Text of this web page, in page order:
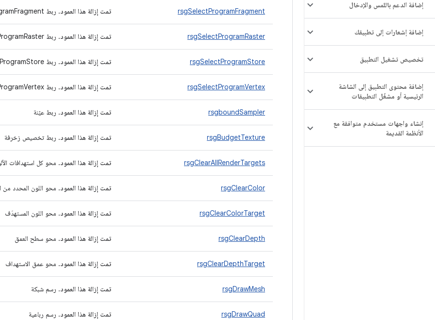
إضافة الدعم باللمس والإدخال
إضافة إشعارات إلى تطبيقك
تخصيص تشغيل التطبيق
إضافة محتوى التطبيق إلى الشاشة
الرئيسية أو مشغّل التطبيقات
إنشاء واجهات مستخدم متوافقة مع
الأنظمة القديمة
rsgSelectProgramFragment تمت إزالة هذا العمود. ربط ProgramFragment
rsgSelectProgramRaster تمت إزالة هذا العمود. ربط ProgramRaster
rsgSelectProgramStore تمت إزالة هذا العمود. ربط ProgramStore
rsgSelectProgramVertex تمت إزالة هذا العمود. ربط ProgramVertex
rsgboundSampler تمت إزالة هذا العمود. ربط عيّنة
rsgBudgetTexture تمت إزالة هذا العمود. ربط تخصيص زخرفة
rsgClearAllRenderTargets تمت إزالة هذا العمود. محو كل استهدافات
rsgClearColor تمت إزالة هذا العمود. محو اللون المحدد من
rsgClearColorTarget تمت إزالة هذا العمود. محو اللون المستهدَف
rsgClearDepth تمت إزالة هذا العمود. محو سطح العمق
rsgClearDepthTarget تمت إزالة هذا العمود. محو عمق الاستهداف
rsgDrawMesh تمت إزالة هذا العمود. رسم شبكة
rsgDrawQuad تمت إزالة هذا العمود. رسم رباعية